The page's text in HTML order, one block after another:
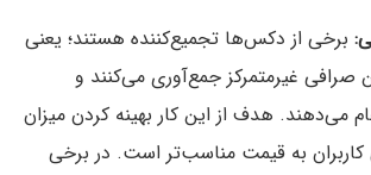
برخی از دکس‌ها تجمیع‌کننده هستند؛ یعنی
صرافی غیرمتمرکز جمع‌آوری می‌کنند و
می‌دهند. هدف از این کار بهینه کردن میزان
کاربران به قیمت مناسب‌تر است. در برخی